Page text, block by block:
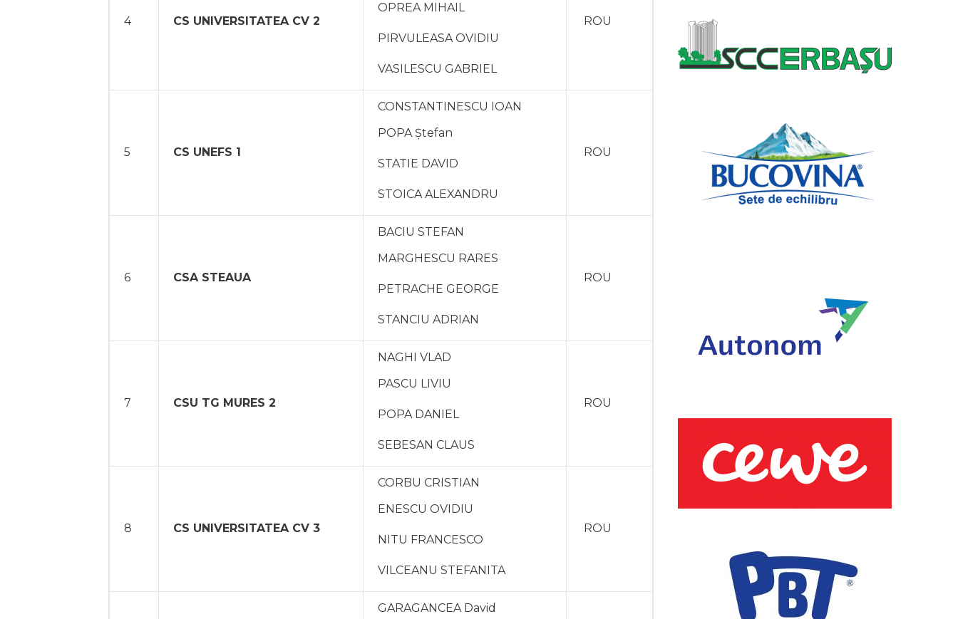
4 CS UNIVERSITATEA CV 2
OPREA MIHAIL
PIRVULEASA OVIDIU
VASILESCU GABRIEL
ROU
5 CS UNEFS 1
CONSTANTINESCU IOAN
POPA Ştefan
STATIE DAVID
STOICA ALEXANDRU
ROU
6 CSA STEAUA
BACIU STEFAN
MARGHESCU RARES
PETRACHE GEORGE
STANCIU ADRIAN
ROU
7 CSU TG MURES 2
NAGHI VLAD
PASCU LIVIU
POPA DANIEL
SEBESAN CLAUS
ROU
8 CS UNIVERSITATEA CV 3
CORBU CRISTIAN
ENESCU OVIDIU
NITU FRANCESCO
VILCEANU STEFANITA
ROU
GARAGANCEA David